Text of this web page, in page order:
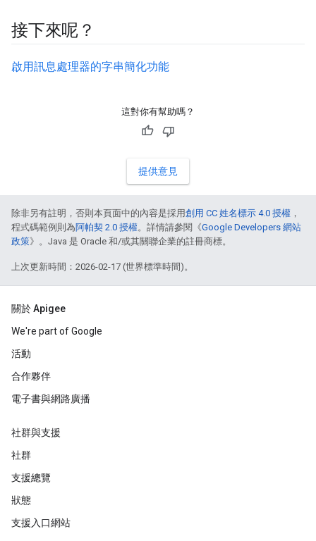
接下來呢？
啟用訊息處理器的字串簡化功能
這對你有幫助嗎？
提供意見
除非另有註明，否則本頁面中的內容是採用創用 CC 姓名標示 4.0 授權 ，
程式碼範例則為阿帕契 2.0 授權。詳情請參閱《Google Developers 網站
政策》。Java 是 Oracle 和/或其關聯企業的註冊商標。
上次更新時間：2026-02-17 (世界標準時間)。
關於 Apigee
We're part of Google
活動
合作夥伴
電子書與網路廣播
社群與支援
社群
支援總覽
狀態
支援入口網站